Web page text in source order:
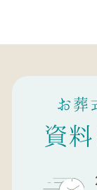
お葬
資